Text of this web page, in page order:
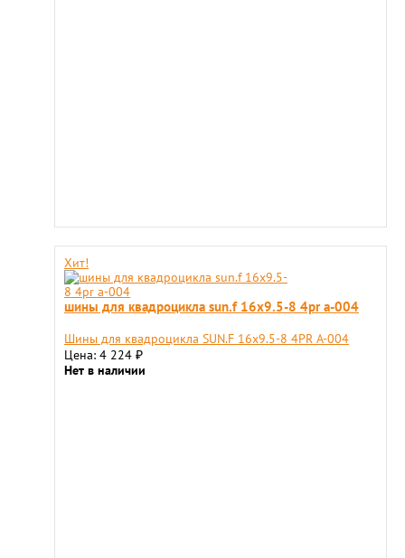
Хит!
шины для квадроцикла sun.f 16х9.5-8 4pr а-004
Шины для квадроцикла SUN.F 16х9.5-8 4PR А-004
Цена: 4 224 ₽
Нет в наличии